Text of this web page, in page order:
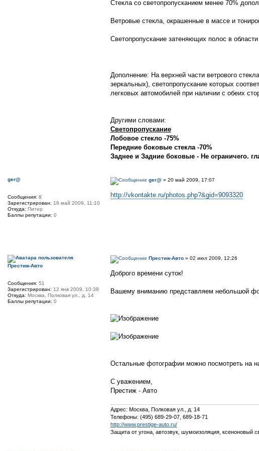
Стекла со светопропусканием менее 70%
Ветровые стекла, окрашенные в массе и
Светопропускание затеняющих полос в
Дополнение: На верхней части ветрового
зеркальных), светопропускание которых
легковых автомобилей при наличии с обеих
Другими словами:
Светопропускание
Лобовое стекло -75%
Передние боковые стекла -70%
Заднее и Задние боковые - Не ограничего.
ger@» 20 май 2009, 17:07
http://vkontakte.ru/photos.php?&gid=9093320
ger@
Сообщения: 8
Зарегистрирован: 18 май 2009, 11:10
Откуда: Питер
Баллы репутации: 0
Престиж-Авто» 02 июл 2009, 12:26
Доброго времени суток!
Вашему вниманию представляем небольшой
Остальные фотографии можно посмотреть на
С уважением,
Престиж - Авто
Адрес: Москва, Полковая ул., д. 14
Телефоны: (495) 689-29-07, 689-18-71
http://www.prestige-auto.ru/
Защита от угона, автозвук, шумоизоляция, ксеноновый
Престиж-Авто
Сообщения: 51
Зарегистрирован: 12 янв 2009, 10:38
Откуда: Москва, Полковая ул., д. 14
Баллы репутации: 0